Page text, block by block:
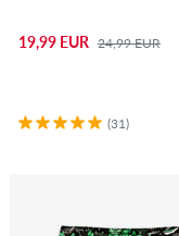
19,99 EUR 24,99 EUR
(31)